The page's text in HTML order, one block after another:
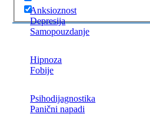
Anksioznost
Depresija
Samopouzdanje
Hipnoza
Fobije
Psihodijagnostika
Panični napadi